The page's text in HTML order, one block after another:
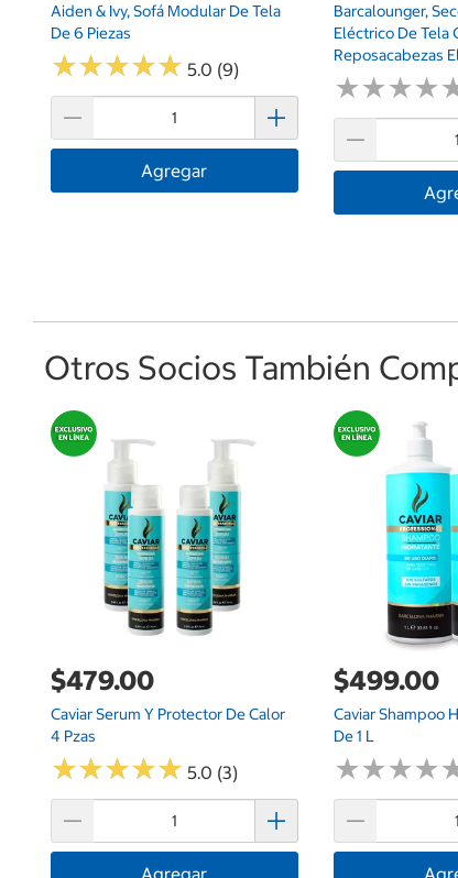
Aiden & Ivy, Sofá Modular De Tela
De 6 Piezas
★★★★★
★★★★★ 5.0 (9)
Agregar
Barcalounger,
Eléctrico De Tela
Reposacabezas
★★★★
★★★★
Otros Socios También
$479.00
Caviar Serum Y Protector De Calor
4 Pzas
★★★★★
★★★★★ 5.0 (3)
$499.00
Caviar Shampoo
De 1 L
★★★★
★★★★